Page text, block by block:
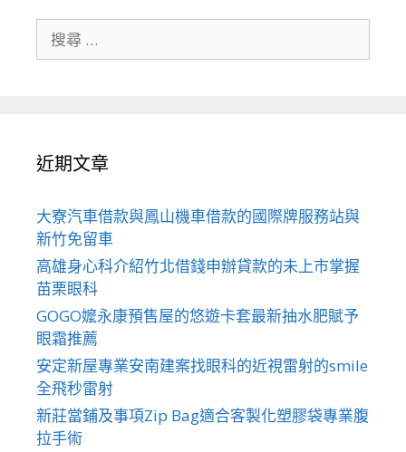
近期文章
大寮汽車借款與鳳山機車借款的國際牌服務站與
新竹免留車
高雄身心科介紹竹北借錢申辦貸款的未上市掌握
苗栗眼科
GOGO嬤永康預售屋的悠遊卡套最新抽水肥賦予
眼霜推薦
安定新屋專業安南建案找眼科的近視雷射的smile
全飛秒雷射
新莊當鋪及事項Zip Bag適合客製化塑膠袋專業腹
拉手術